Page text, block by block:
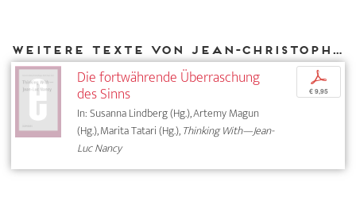
Weitere Texte von Jean-Christophe Bailly bei DIAPHANES
Die fortwährende Überraschung
des Sinns
In: Susanna Lindberg (Hg.), Artemy Magun
(Hg.), Marita Tatari (Hg.),Thinking With—Jean-
Luc Nancy
p
€ 9,95